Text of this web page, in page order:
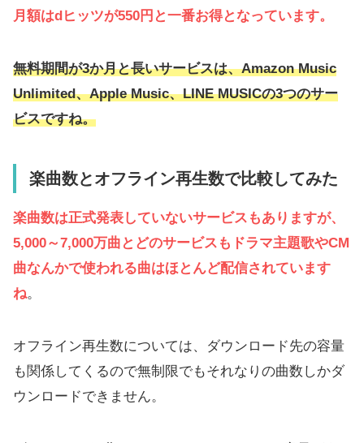
月額はdヒッツが550円と一番お得となっています。
無料期間が3か月と長いサービスは、Amazon Music
Unlimited、Apple Music、LINE MUSICの3つのサー
ビスですね。
楽曲数とオフライン再生数で比較してみた
楽曲数は正式発表していないサービスもありますが、
5,000～7,000万曲とどのサービスもドラマ主題歌やCM
曲なんかで使われる曲はほとんど配信されています
ね。
オフライン再生数については、ダウンロード先の容量
も関係してくるので無制限でもそれなりの曲数しかダ
ウンロードできません。